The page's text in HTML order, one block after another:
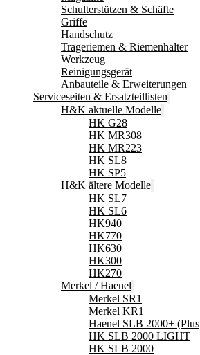
Schulterstützen & Schäfte
Griffe
Handschutz
Trageriemen & Riemenhalter
Werkzeug
Reinigungsgerät
Anbauteile & Erweiterungen
Serviceseiten & Ersatzteillisten
H&K aktuelle Modelle
HK G28
HK MR308
HK MR223
HK SL8
HK SP5
H&K ältere Modelle
HK SL7
HK SL6
HK940
HK770
HK630
HK300
HK270
Merkel / Haenel
Merkel SR1
Merkel KR1
Haenel SLB 2000+
HK SLB 2000 LIGHT
HK SLB 2000